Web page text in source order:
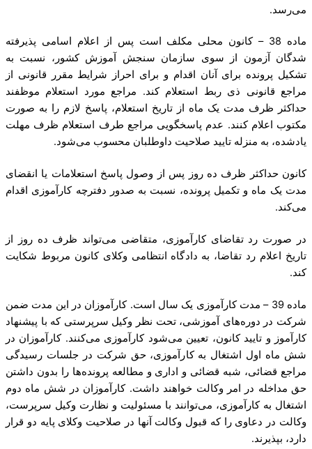
می‌رسد.
ماده 38 – کانون محلی مکلف است پس از اعلام اسامی پذیرفته
شدگان آزمون از سوی سازمان سنجش آموزش کشور، نسبت به
تشکیل پرونده برای آنان اقدام و برای احراز شرایط مقرر قانونی از
مراجع قانونی ذی ربط استعلام کند. مراجع مورد استعلام موظفند
حداکثر ظرف مدت یک ماه از تاریخ استعلام، پاسخ لازم را به صورت
مکتوب اعلام کنند. عدم پاسخگویی مراجع طرف استعلام ظرف مهلت
یادشده، به منزله تایید صلاحیت داوطلبان محسوب می‌شود.
کانون حداکثر ظرف ده روز پس از وصول پاسخ استعلامات یا انقضای
مدت یک ماه و تکمیل پرونده، نسبت به صدور دفترچه کارآموزی اقدام
می‌کند.
در صورت رد تقاضای کارآموزی، متقاضی می‌تواند ظرف ده روز از
تاریخ اعلام رد تقاضا، به دادگاه انتظامی وکلای کانون مربوط شکایت
کند.
ماده 39 – مدت کارآموزی یک سال است. کارآموزان در این مدت ضمن
شرکت در دوره‌های آموزشی، تحت نظر وکیل سرپرستی که با پیشنهاد
کارآموز و تایید کانون، تعیین می‌شود کارآموزی می‌کنند. کارآموزان در
شش ماه اول اشتغال به کارآموزی، حق شرکت در جلسات رسیدگی
مراجع قضائی، شبه قضائی و اداری و مطالعه پرونده‌ها را بدون داشتن
حق مداخله در امر وکالت خواهند داشت. کارآموزان در شش ماه دوم
اشتغال به کارآموزی، می‌توانند با مسئولیت و نظارت وکیل سرپرست،
وکالت در دعاوی را که قبول وکالت آنها در صلاحیت وکلای پایه دو قرار
دارد، بپذیرند.